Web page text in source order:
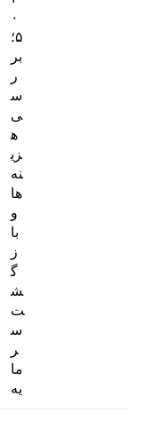
۰
۵؛
بر
ر
س
ی
ه
زی
نه‌
ها
و
با
ز
گ
ش
ت
س
ر
ما
یه